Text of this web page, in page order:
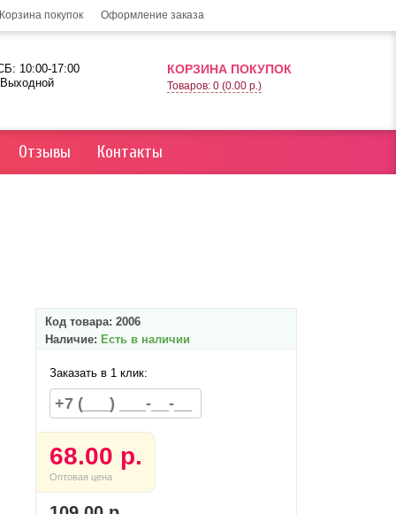
Корзина покупок Оформление заказа
10:00-17:00
КОРЗИНА ПОКУПОК
Товаров: 0 (0.00 р.)
Отзывы Контакты
Код товара: 2006
Наличие: Есть в наличии
Заказать в 1 клик:
68.00 р.
Оптовая цена